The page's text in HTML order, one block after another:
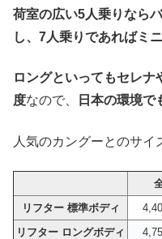
荷室の広い5人乗りなら
し、7人乗りであればミ
ロングといってもセレ
度なので、 日本の環境で
人気のカングーとのサイ
リフター 標準ボディ
リフター ロングボディ